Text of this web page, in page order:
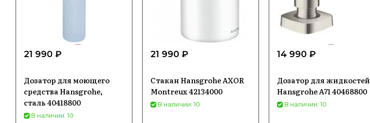
21 990 ₽
Дозатор для моющего
средства Hansgrohe,
сталь 40418800
В наличии: 10
21 990 ₽
Стакан Hansgrohe AXOR
Montreux 42134000
В наличии: 10
14 990 ₽
Дозатор для жидкостей
Hansgrohe A71 40468800
В наличии: 10